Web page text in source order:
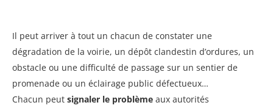
Il peut arriver à tout un chacun de constater une
dégradation de la voirie, un dépôt clandestin d’ordures, un
obstacle ou une difficulté de passage sur un sentier de
promenade ou un éclairage public défectueux…
Chacun peut signaler le problème aux autorités